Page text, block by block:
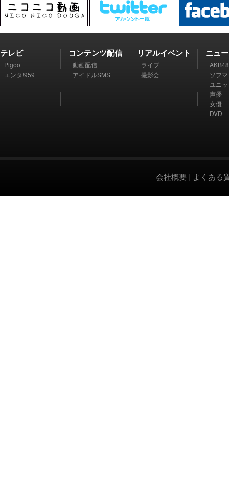
テレビ
Pigoo
エンタ!959
コンテンツ配信
動画配信
アイドルSMS
リアルイベント
ライブ
撮影会
ニュ
AKB48
ソフ
ユニ
声優
女優
DVD
会社概要 | よくある